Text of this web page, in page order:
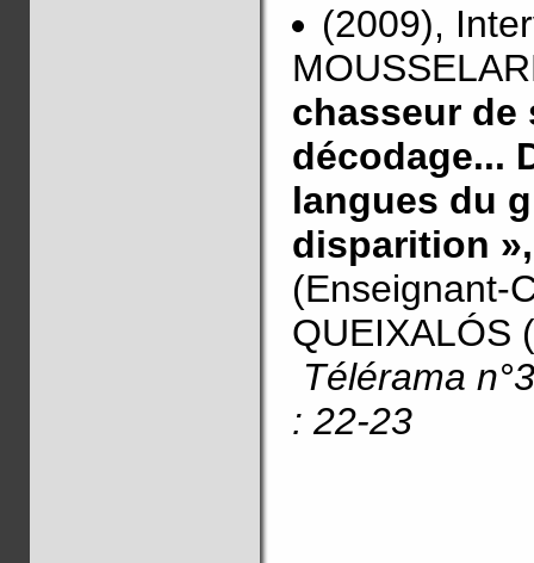
(2009),
chasseur de
décodage...
langues du
disparition »,
(Enseignant-
QUEIXALÓS
Télérama
: 22-23